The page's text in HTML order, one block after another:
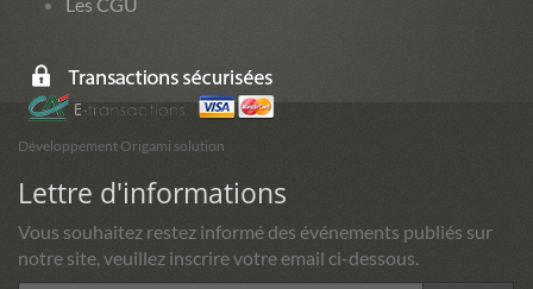
Développement Origami solution
Lettre d'informations
Vous souhaitez restez informé des événements publiés sur
notre site, veuillez inscrire votre email ci-dessous.